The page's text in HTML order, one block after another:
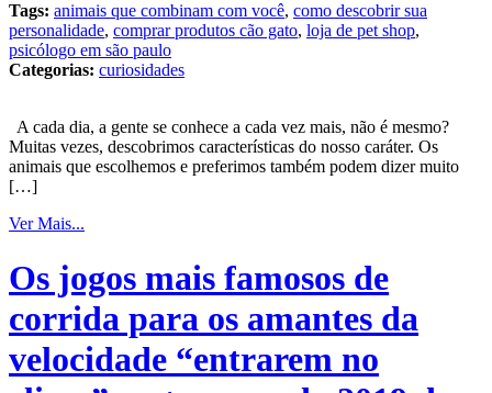
Tags: animais que combinam com você, como descobrir sua
personalidade, comprar produtos cão gato, loja de pet shop,
psicólogo em são paulo
Categorias: curiosidades
A cada dia, a gente se conhece a cada vez mais, não é mesmo?
Muitas vezes, descobrimos características do nosso caráter. Os
animais que escolhemos e preferimos também podem dizer muito
[…]
Ver Mais...
Os jogos mais famosos de
corrida para os amantes da
velocidade “entrarem no